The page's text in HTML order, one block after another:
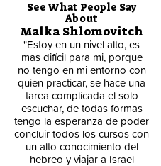
Deutsch
Русский
Hebreo hablado
Hebreo para niños
Estudios sobre Israel
Hebreo Bíblico
La
See What People Say
About
Malka Shlomovitch
"Estoy en un nivel alto, es
mas difícil para mi, porque
no tengo en mi entorno con
quien practicar, se hace una
tarea complicada el solo
escuchar, de todas formas
tengo la esperanza de poder
concluir todos los cursos con
un alto conocimiento del
hebreo y viajar a Israel